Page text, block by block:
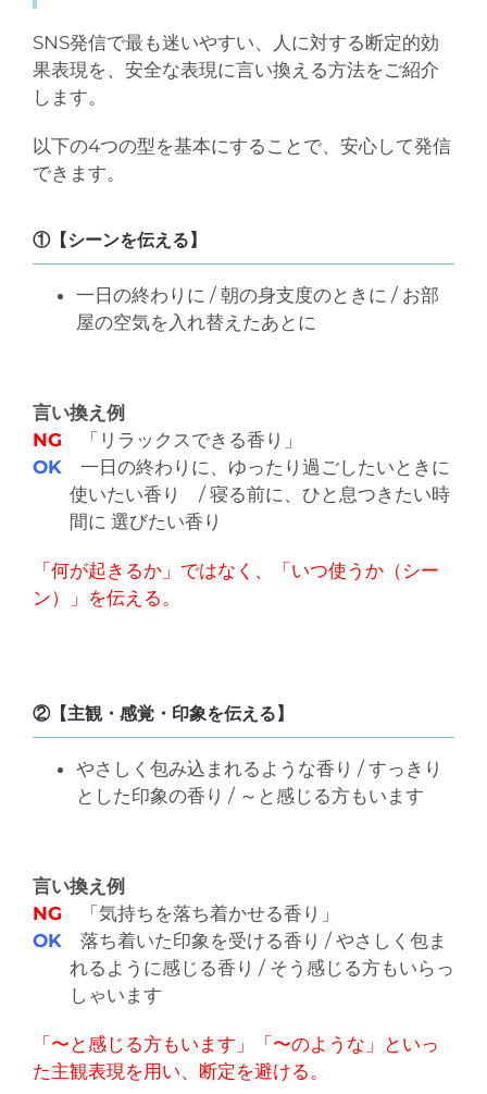
SNS発信で最も迷いやすい、人に対する断定的効
果表現を、安全な表現に言い換える方法をご紹介
します。
以下の4つの型を基本にすることで、安心して発信
できます。
①【シーンを伝える】
一日の終わりに / 朝の身支度のときに / お部
屋の空気を入れ替えたあとに
言い換え例
NG 「リラックスできる香り」
OK一日の終わりに、ゆったり過ごしたいときに
使いたい香り / 寝る前に、ひと息つきたい時
間に 選びたい香り
「何が起きるか」ではなく、「いつ使うか（シー
ン）」を伝える。
②【主観・感覚・印象を伝える】
やさしく包み込まれるような香り / すっきり
とした印象の香り / ～と感じる方もいます
言い換え例
NG 「気持ちを落ち着かせる香り」
OK落ち着いた印象を受ける香り / やさしく包ま
れるように感じる香り / そう感じる方もいらっ
しゃいます
「〜と感じる方もいます」「〜のような」といっ
た主観表現を用い、断定を避ける。